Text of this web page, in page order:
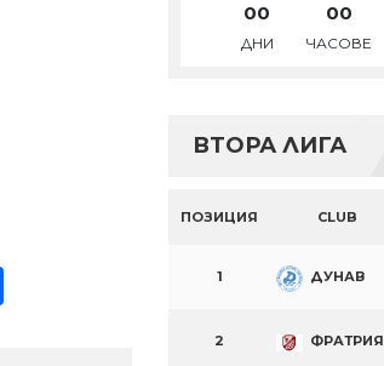
Share
00
ДНИ
00
ЧАСОВЕ
ВТОРА ЛИГА
ПОЗИЦИЯ CLUB
1 ДУНАВ
2 ФРАТРИЯ